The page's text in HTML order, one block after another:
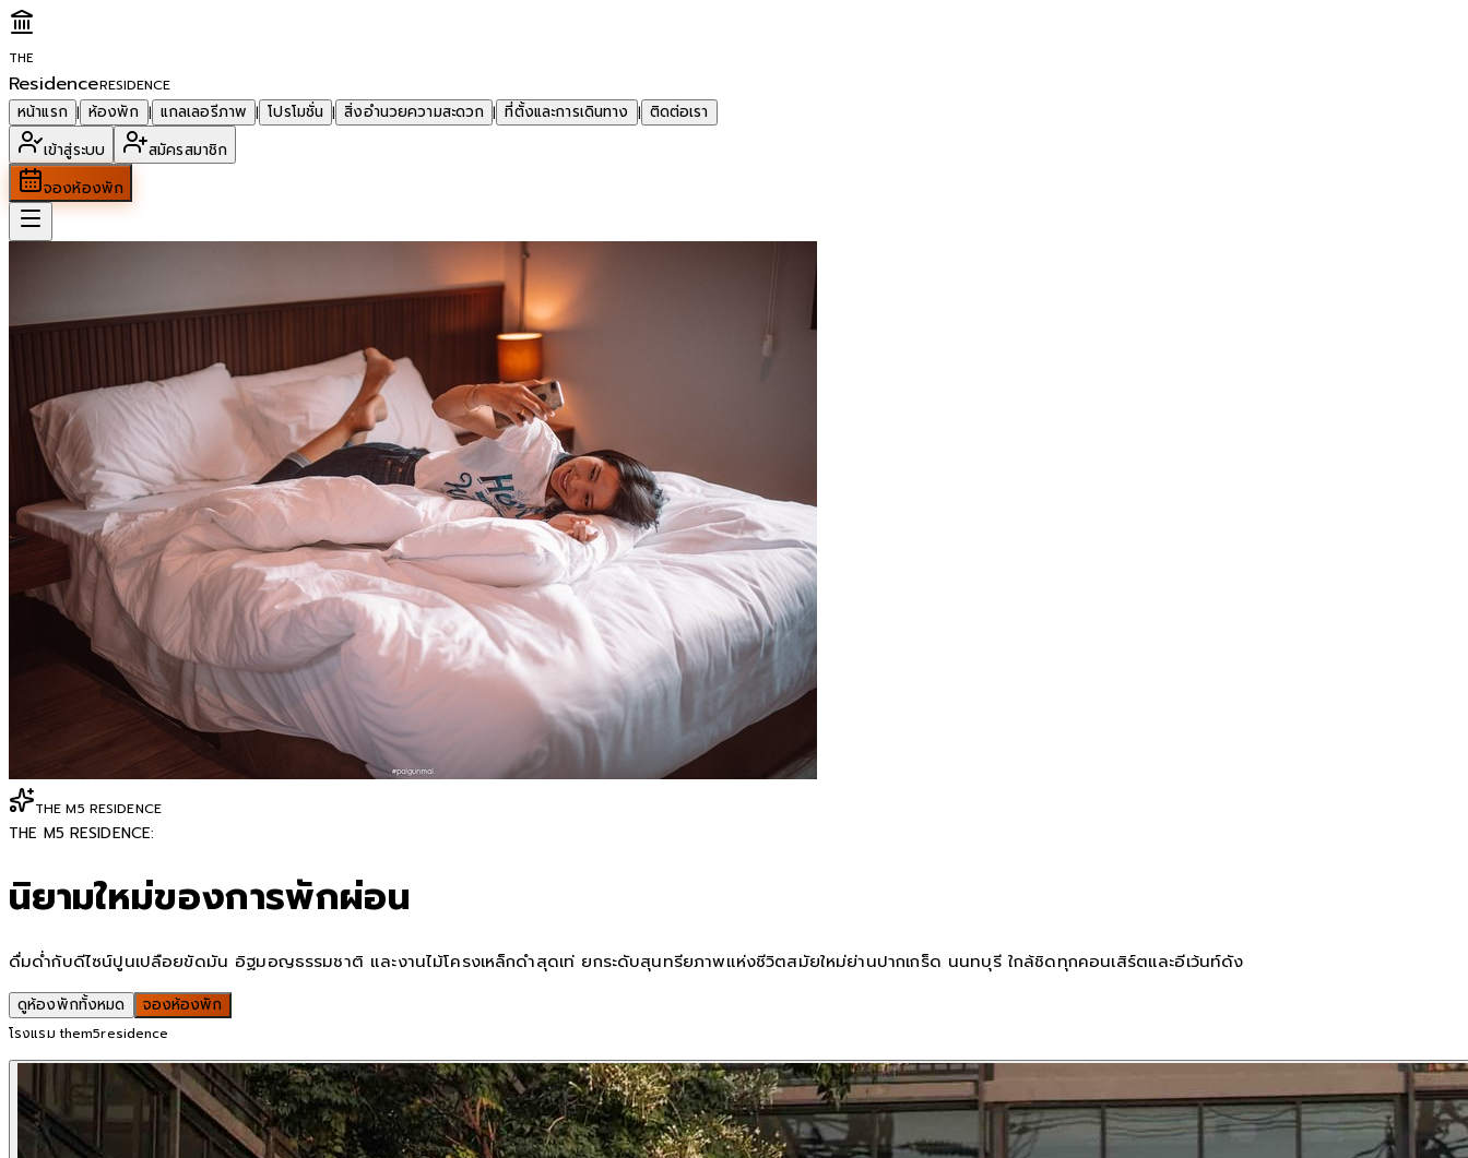
THE
ResidenceRESIDENCE
หน้าแรก | ห้องพัก | แกลเลอรีภาพ | โปรโมชั่น | สิ่งอำนวยความสะดวก | ที่ตั้งและการเดินทาง | ติดต่อเรา
เข้าสู่ระบบ
สมัครสมาชิก
จองห้องพัก
THE M5 RESIDENCE
THE M5 RESIDENCE:
นิยามใหม่ของการพักผ่อน
ดื่มด่ำกับดีไซน์ปูนเปลือยขัดมัน อิฐมอญธรรมชาติ และงานไม้โครงเหล็กดำสุดเท่ ยกระดับสุนทรียภาพแห่งชีวิตสมัยใหม่ย่านปากเกร็ด นนทบุรี ใกล้ชิดทุกคอนเสิร์ตและอีเว้นท์ดัง
ดูห้องพักทั้งหมด จองห้องพัก
โรงแรม them5residence